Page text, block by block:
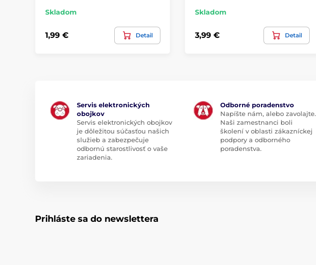
Skladom
1,99 € Detail
Skladom
3,99 € Detail
Servis elektronických
obojkov
Servis elektronických obojkov
je dôležitou súčasťou našich
služieb a zabezpečuje
odbornú starostlivosť o vaše
zariadenia.
Odborné poradenstvo
Napíšte nám, alebo zavolajte.
Naši zamestnanci boli
školení v oblasti zákazníckej
podpory a odborného
poradenstva.
Prihláste sa do newslettera